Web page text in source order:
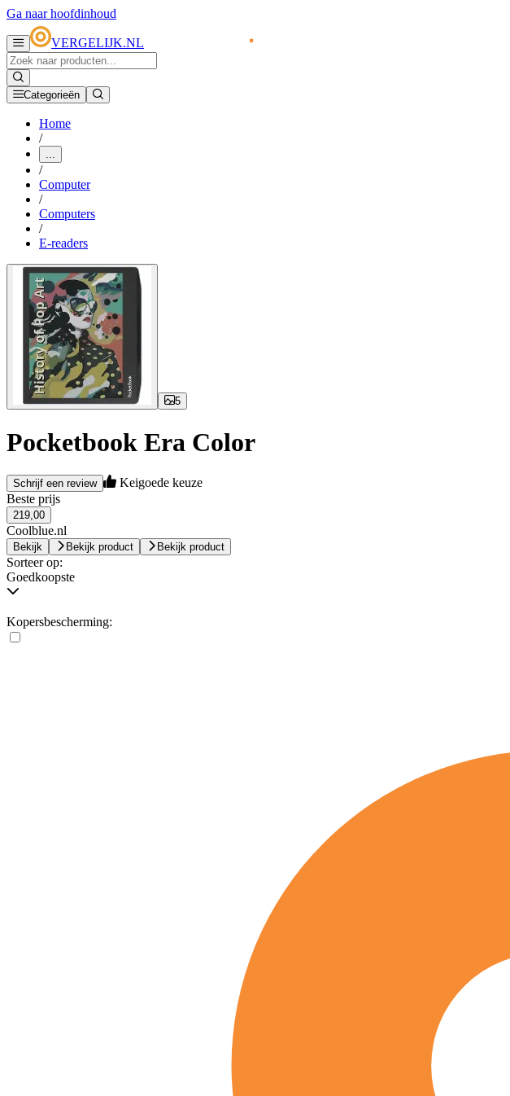
Ga naar hoofdinhoud
VERGELIJK.NL
Categorieën
Home
/
...
/
Computer
/
Computers
/
E-readers
5
Pocketbook Era Color
Schrijf een review
Keigoede keuze
Beste prijs
219,00
Coolblue.nl
Bekijk Bekijk product Bekijk product
Sorteer op:
Goedkoopste
Kopersbescherming: